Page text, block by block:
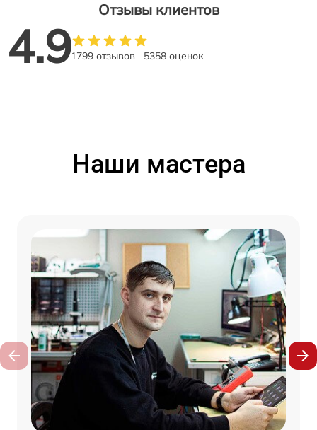
Отзывы клиентов
4.91799 отзывов 5358 оценок
Наши мастера